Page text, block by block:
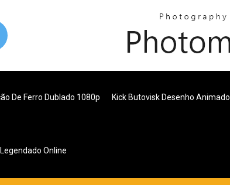
De Ferro Dublado 1080p Kick Butovisk Desenho Animado
Online